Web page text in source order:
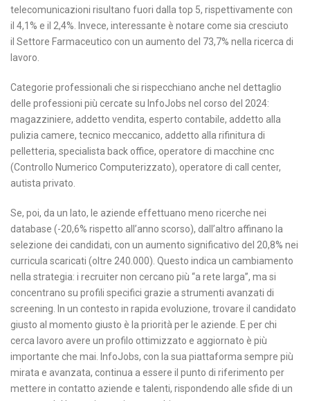
telecomunicazioni risultano fuori dalla top 5, rispettivamente con
il 4,1% e il 2,4%. Invece, interessante è notare come sia cresciuto
il Settore Farmaceutico con un aumento del 73,7% nella ricerca di
lavoro.
Categorie professionali che si rispecchiano anche nel dettaglio
delle professioni più cercate su InfoJobs nel corso del 2024:
magazziniere, addetto vendita, esperto contabile, addetto alla
pulizia camere, tecnico meccanico, addetto alla rifinitura di
pelletteria, specialista back office, operatore di macchine cnc
(Controllo Numerico Computerizzato), operatore di call center,
autista privato.
Se, poi, da un lato, le aziende effettuano meno ricerche nei
database (-20,6% rispetto all’anno scorso), dall’altro affinano la
selezione dei candidati, con un aumento significativo del 20,8% nei
curricula scaricati (oltre 240.000). Questo indica un cambiamento
nella strategia: i recruiter non cercano più “a rete larga”, ma si
concentrano su profili specifici grazie a strumenti avanzati di
screening. In un contesto in rapida evoluzione, trovare il candidato
giusto al momento giusto è la priorità per le aziende. E per chi
cerca lavoro avere un profilo ottimizzato e aggiornato è più
importante che mai. InfoJobs, con la sua piattaforma sempre più
mirata e avanzata, continua a essere il punto di riferimento per
mettere in contatto aziende e talenti, rispondendo alle sfide di un